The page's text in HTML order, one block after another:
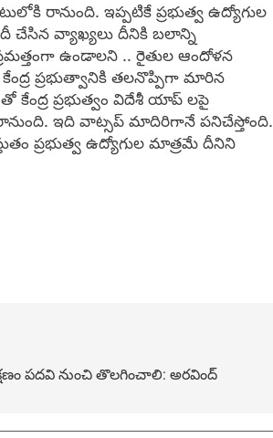
రానుంది. ఇప్పటికే ప్రభుత్వ ఉద్యోగుల
వ్యాఖ్యలు దీనికి బలాన్ని
ఉండాలని .. రైతుల ఆందోళన
ప్రభుత్వానికి తలనొప్పిగా మారిన
కేంద్ర ప్రభుత్వం విదేశీ యాప్ లపై
ఇది వాట్సప్ మాదిరిగానే పనిచేస్తోంది.
ప్రభుత్వ ఉద్యోగుల మాత్రమే దీనిని
పదవి నుంచి తొలగించాలి: అరవింద్